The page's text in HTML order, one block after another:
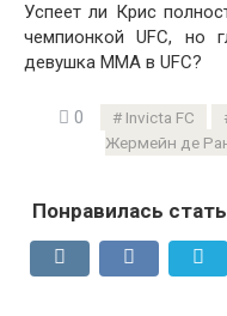
Успеет ли Крис
чемпионкой UFC, но
девушка ММА в UFC?
0 Invicta FC
Жермейн де
Понравилась